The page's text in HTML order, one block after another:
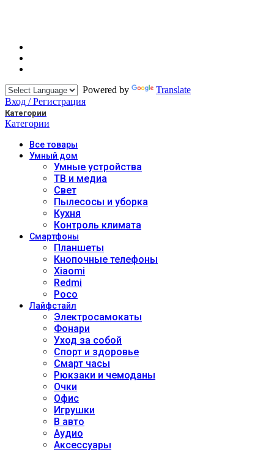
Powered by
Translate
Вход / Регистрация
Категории
Категории
Всетовары
Умный дом
Умные устройства
ТВ и медиа
Свет
Пылесосы и уборка
Кухня
Контроль климата
Смартфоны
Планшеты
Кнопочные телефоны
Xiaomi
Redmi
Poco
Лайфстайл
Электросамокаты
Фонари
Уход за собой
Спорт и здоровье
Смарт часы
Рюкзаки и чемоданы
Очки
Офис
Игрушки
В авто
Аудио
Аксессуары